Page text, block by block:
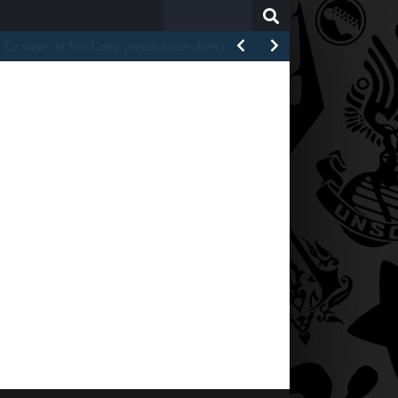
DD2gether attire ainsi de nouveau l’attention sur le jeu,…